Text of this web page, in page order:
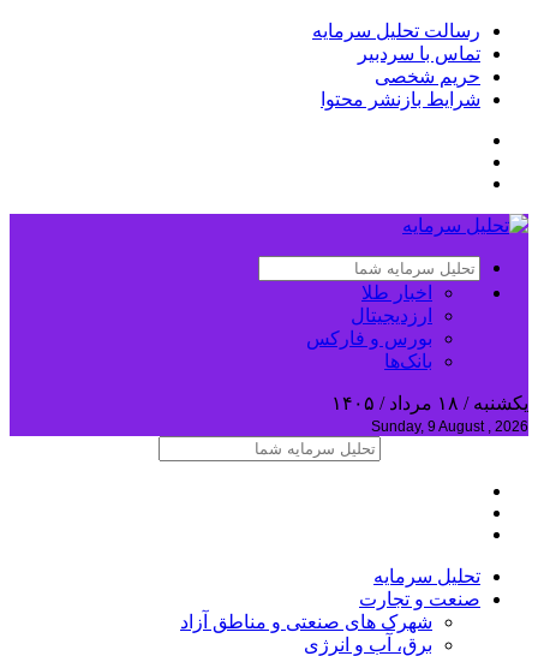
رسالت تحلیل سرمایه
تماس با سردبیر
حریم شخصی
شرایط بازنشر محتوا
اخبار طلا
ارزدیجیتال
بورس و فارکس
بانک‌ها
یکشنبه / ۱۸ مرداد / ۱۴۰۵
Sunday, 9 August , 2026
تحلیل‌ سرمایه
صنعت و تجارت
شهرک های صنعتی و مناطق آزاد
برق، آب و انرژی